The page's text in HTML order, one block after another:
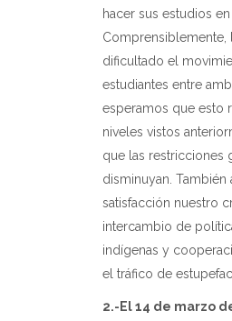
hacer sus estudios en
Comprensiblemente,
dificultado el
estudiantes entre
esperamos que esto
niveles vistos
que las restricciones
disminuyan.
satisfacción nuestro
intercambio de
indígenas y
el tráfico de
2.-El 14 de marzo